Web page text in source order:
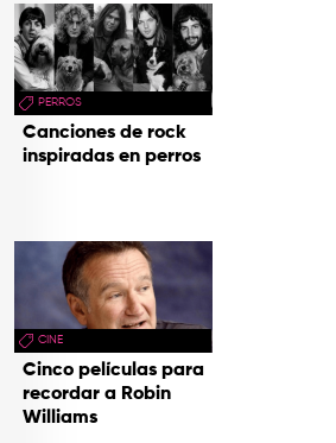
PERROS
Canciones de rock
inspiradas en perros
CINE
Cinco películas para
recordar a Robin
Williams